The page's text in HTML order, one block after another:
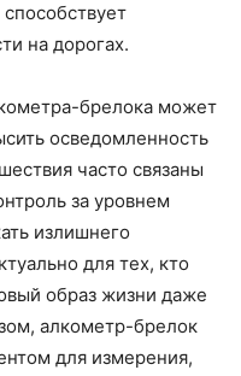
на дорогах.
брелока может
осведомленность
часто связаны
за уровнем
излишнего
для тех, кто
образ жизни даже
алкометр-брелок
для измерения,